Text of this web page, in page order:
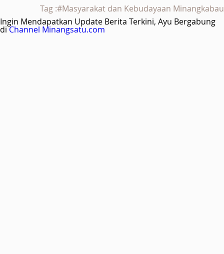
Tag :#Masyarakat dan Kebudayaan Minangkabau
Ingin Mendapatkan Update Berita Terkini, Ayu Bergabung
diChannel Minangsatu.com